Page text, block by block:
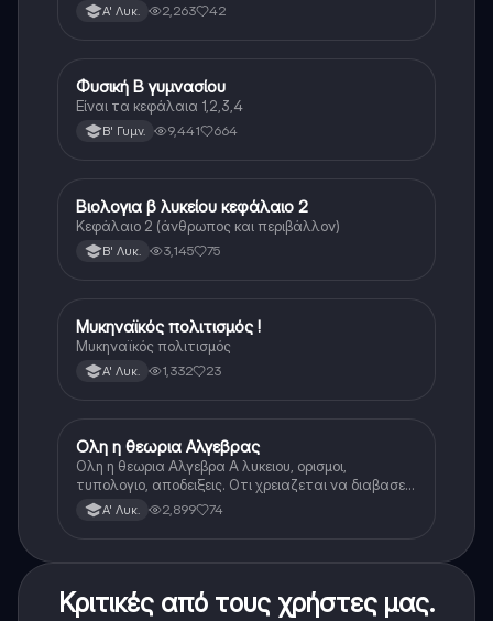
Α' Λυκ. 2,263 42
Φυσική
Φυσική Β γυμνασίου
Είναι τα κεφάλαια 1,2,3,4
Β' Γυμν. 9,441 664
Βιολογία
Βιολογια β λυκείου κεφάλαιο 2
Κεφάλαιο 2 (άνθρωπος και περιβάλλον)
Β' Λυκ. 3,145 75
Ιστορία
Μυκηναϊκός πολιτισμός !
Μυκηναϊκός πολιτισμός
Α' Λυκ. 1,332 23
Μαθηματικά
Ολη η θεωρια Αλγεβρας
Ολη η θεωρια Αλγεβρα Α λυκειου, ορισμοι,
τυπολογιο, αποδειξεις. Οτι χρειαζεται να διαβασεις
για το θεωρητικο κομματι της αλγεβρας.
Α' Λυκ. 2,899 74
Κριτικές από τους χρήστες μας.